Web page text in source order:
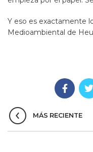
Y eso es exactamente
Medioambiental de
MÁS RECIENTE